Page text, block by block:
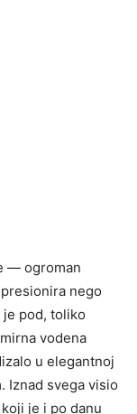
— ogroman
nego
pod, toliko
vodena
u elegantnoj
Iznad svega visio
je i po danu